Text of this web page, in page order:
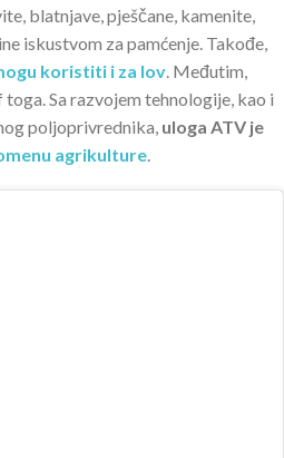
blatnjave, pješčane, kamenite,
iskustvom za pamćenje. Takođe,
koristiti i za lov. Međutim,
toga. Sa razvojem tehnologije, kao i
poljoprivrednika, uloga ATV je
agrikulture.